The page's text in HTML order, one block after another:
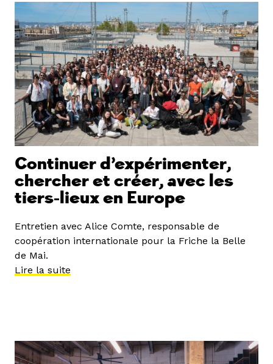
Continuer d’expérimenter,
chercher et créer, avec les
tiers-lieux en Europe
Entretien avec Alice Comte, responsable de
coopération internationale pour la Friche la Belle
de Mai.
Lire la suite